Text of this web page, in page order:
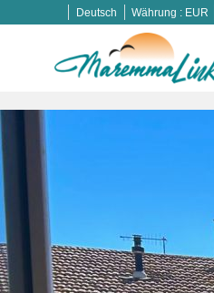
Deutsch Währung : EUR